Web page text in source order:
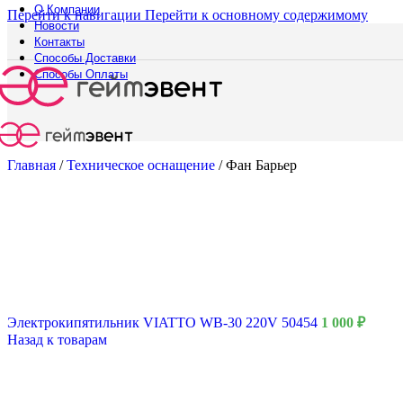
Перейти к навигации Перейти к основному содержимому
О Компании
Новости
Контакты
Способы Доставки
Способы Оплаты
Русский богатырь
Главная / Техническое оснащение / Фан Барьер
Электрокипятильник VIATTO WB-30 220V 50454 1 000 ₽
Назад к товарам